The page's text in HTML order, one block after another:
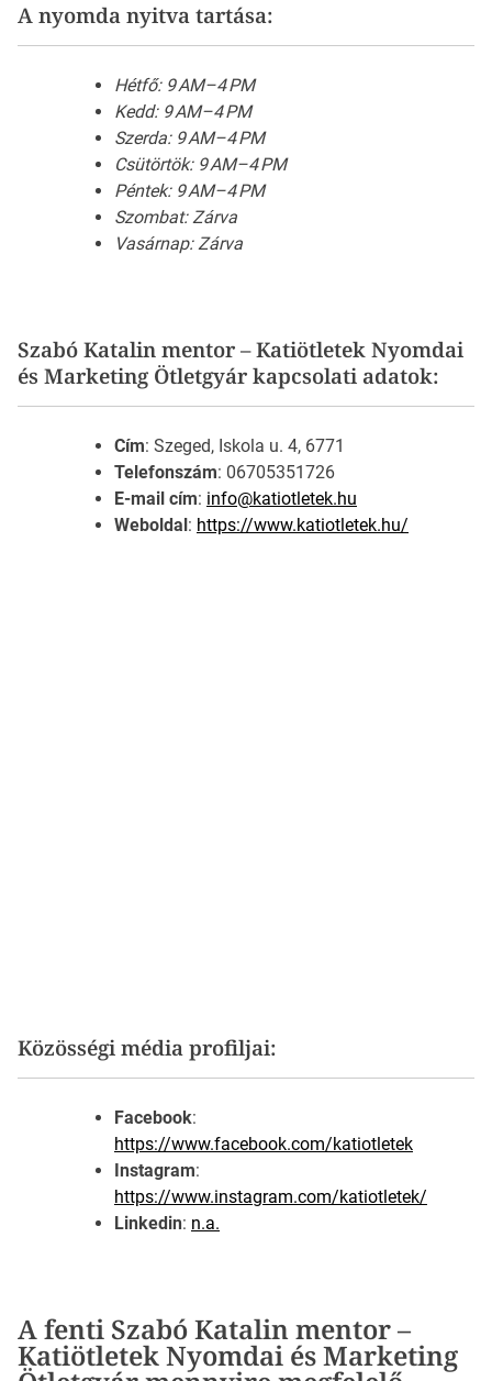
A nyomda nyitva tartása:
Hétfő: 9 AM–4 PM
Kedd: 9 AM–4 PM
Szerda: 9 AM–4 PM
Csütörtök: 9 AM–4 PM
Péntek: 9 AM–4 PM
Szombat: Zárva
Vasárnap: Zárva
Szabó Katalin mentor – Katiötletek Nyomdai
és Marketing Ötletgyár kapcsolati adatok:
Cím: Szeged, Iskola u. 4, 6771
Telefonszám: 06705351726
E-mail cím: info@katiotletek.hu
Weboldal : https://www.katiotletek.hu/
Közösségi média profiljai:
Facebook:
https://www.facebook.com/katiotletek
Instagram:
https://www.instagram.com/katiotletek/
Linkedin: n.a.
A fenti Szabó Katalin mentor –
Katiötletek Nyomdai és Marketing